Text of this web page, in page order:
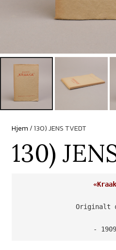
Hjem/ 130) JENS TVEDT
130)
Originalt
-